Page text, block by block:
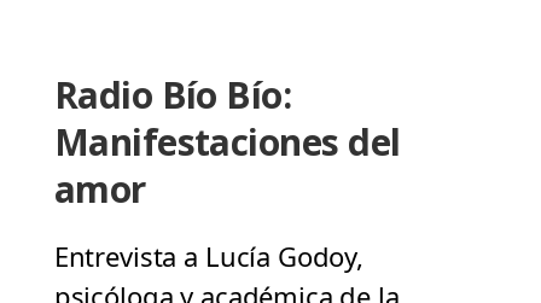
Radio Bío Bío:
Manifestaciones del
amor
Entrevista a Lucía Godoy,